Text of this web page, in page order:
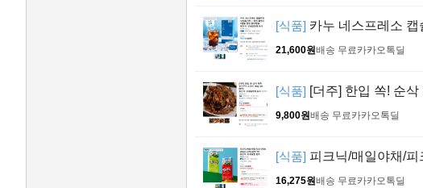
[식품] 카누 네스프레소
21,600원배송 무료카카오톡딜
[식품] [더주] 한입 쏙! 순
9,800원배송 무료카카오톡딜
[식품] 피크닉/매일야채/
16,275원배송 무료카카오톡딜